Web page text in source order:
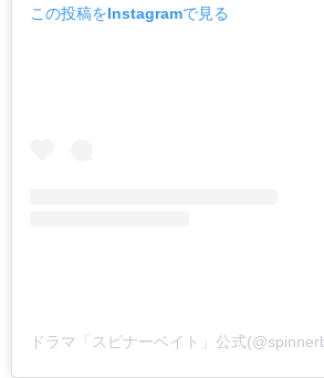
この投稿をInstagramで見る